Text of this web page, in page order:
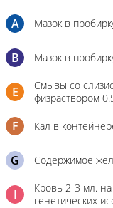
A Мазок в
B Мазок в
E
Смывы со
физраствором
F Кал в
G Содержимое
I
Кровь 2-3 мл.
генетических